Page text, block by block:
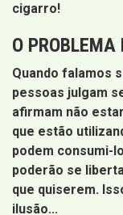
cigarro!
O PROBLEMA
Quando falamos
pessoas julgam
afirmam não
que estão
podem consumi-
poderão se
que quiserem.
ilusão...